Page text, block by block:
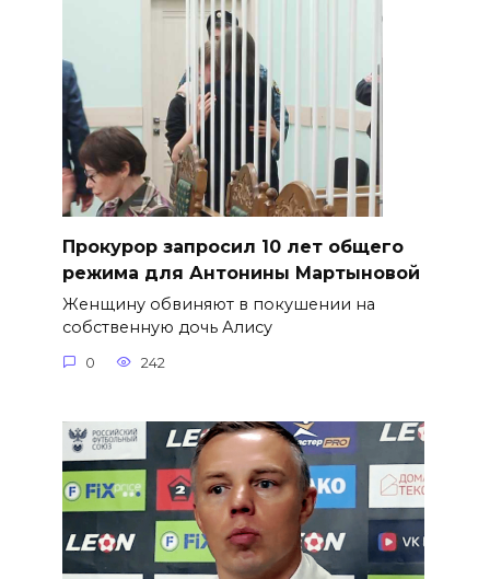
​Прокурор запросил 10 лет общего
режима для Антонины Мартыновой
Женщину обвиняют в покушении на
собственную дочь Алису
0 242